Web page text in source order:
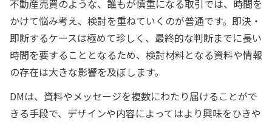
不動産売買のような、誰もが慎重になる取引では、時間を
かけて悩み考え、検討を重ねていくのが普通です。即決・
即断するケースは極めて珍しく、最終的な判断までに長い
時間を要することとなるため、検討材料となる資料や情報
の存在は大きな影響を及ぼします。
DMは、資料やメッセージを複数にわたり届けることがで
きる手段で、デザインや内容によってはより興味をひきや